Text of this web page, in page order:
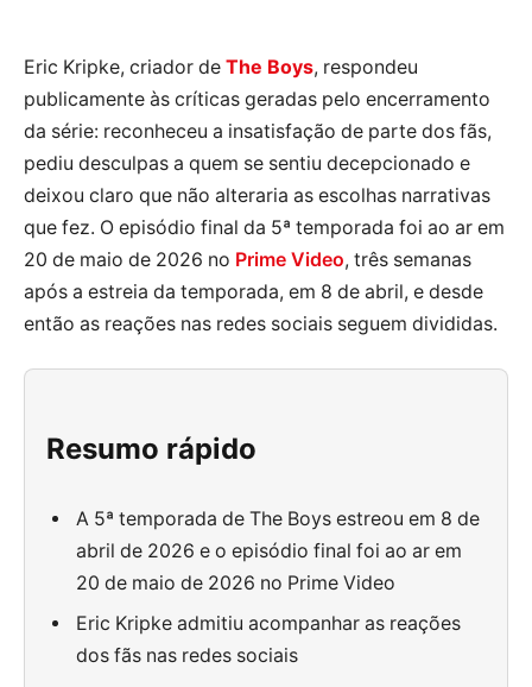
Eric Kripke, criador de The Boys, respondeu
publicamente às críticas geradas pelo encerramento
da série: reconheceu a insatisfação de parte dos fãs,
pediu desculpas a quem se sentiu decepcionado e
deixou claro que não alteraria as escolhas narrativas
que fez. O episódio final da 5ª temporada foi ao ar em
20 de maio de 2026 no Prime Video, três semanas
após a estreia da temporada, em 8 de abril, e desde
então as reações nas redes sociais seguem divididas.
Resumo rápido
A 5ª temporada de The Boys estreou em 8 de
abril de 2026 e o episódio final foi ao ar em
20 de maio de 2026 no Prime Video
Eric Kripke admitiu acompanhar as reações
dos fãs nas redes sociais